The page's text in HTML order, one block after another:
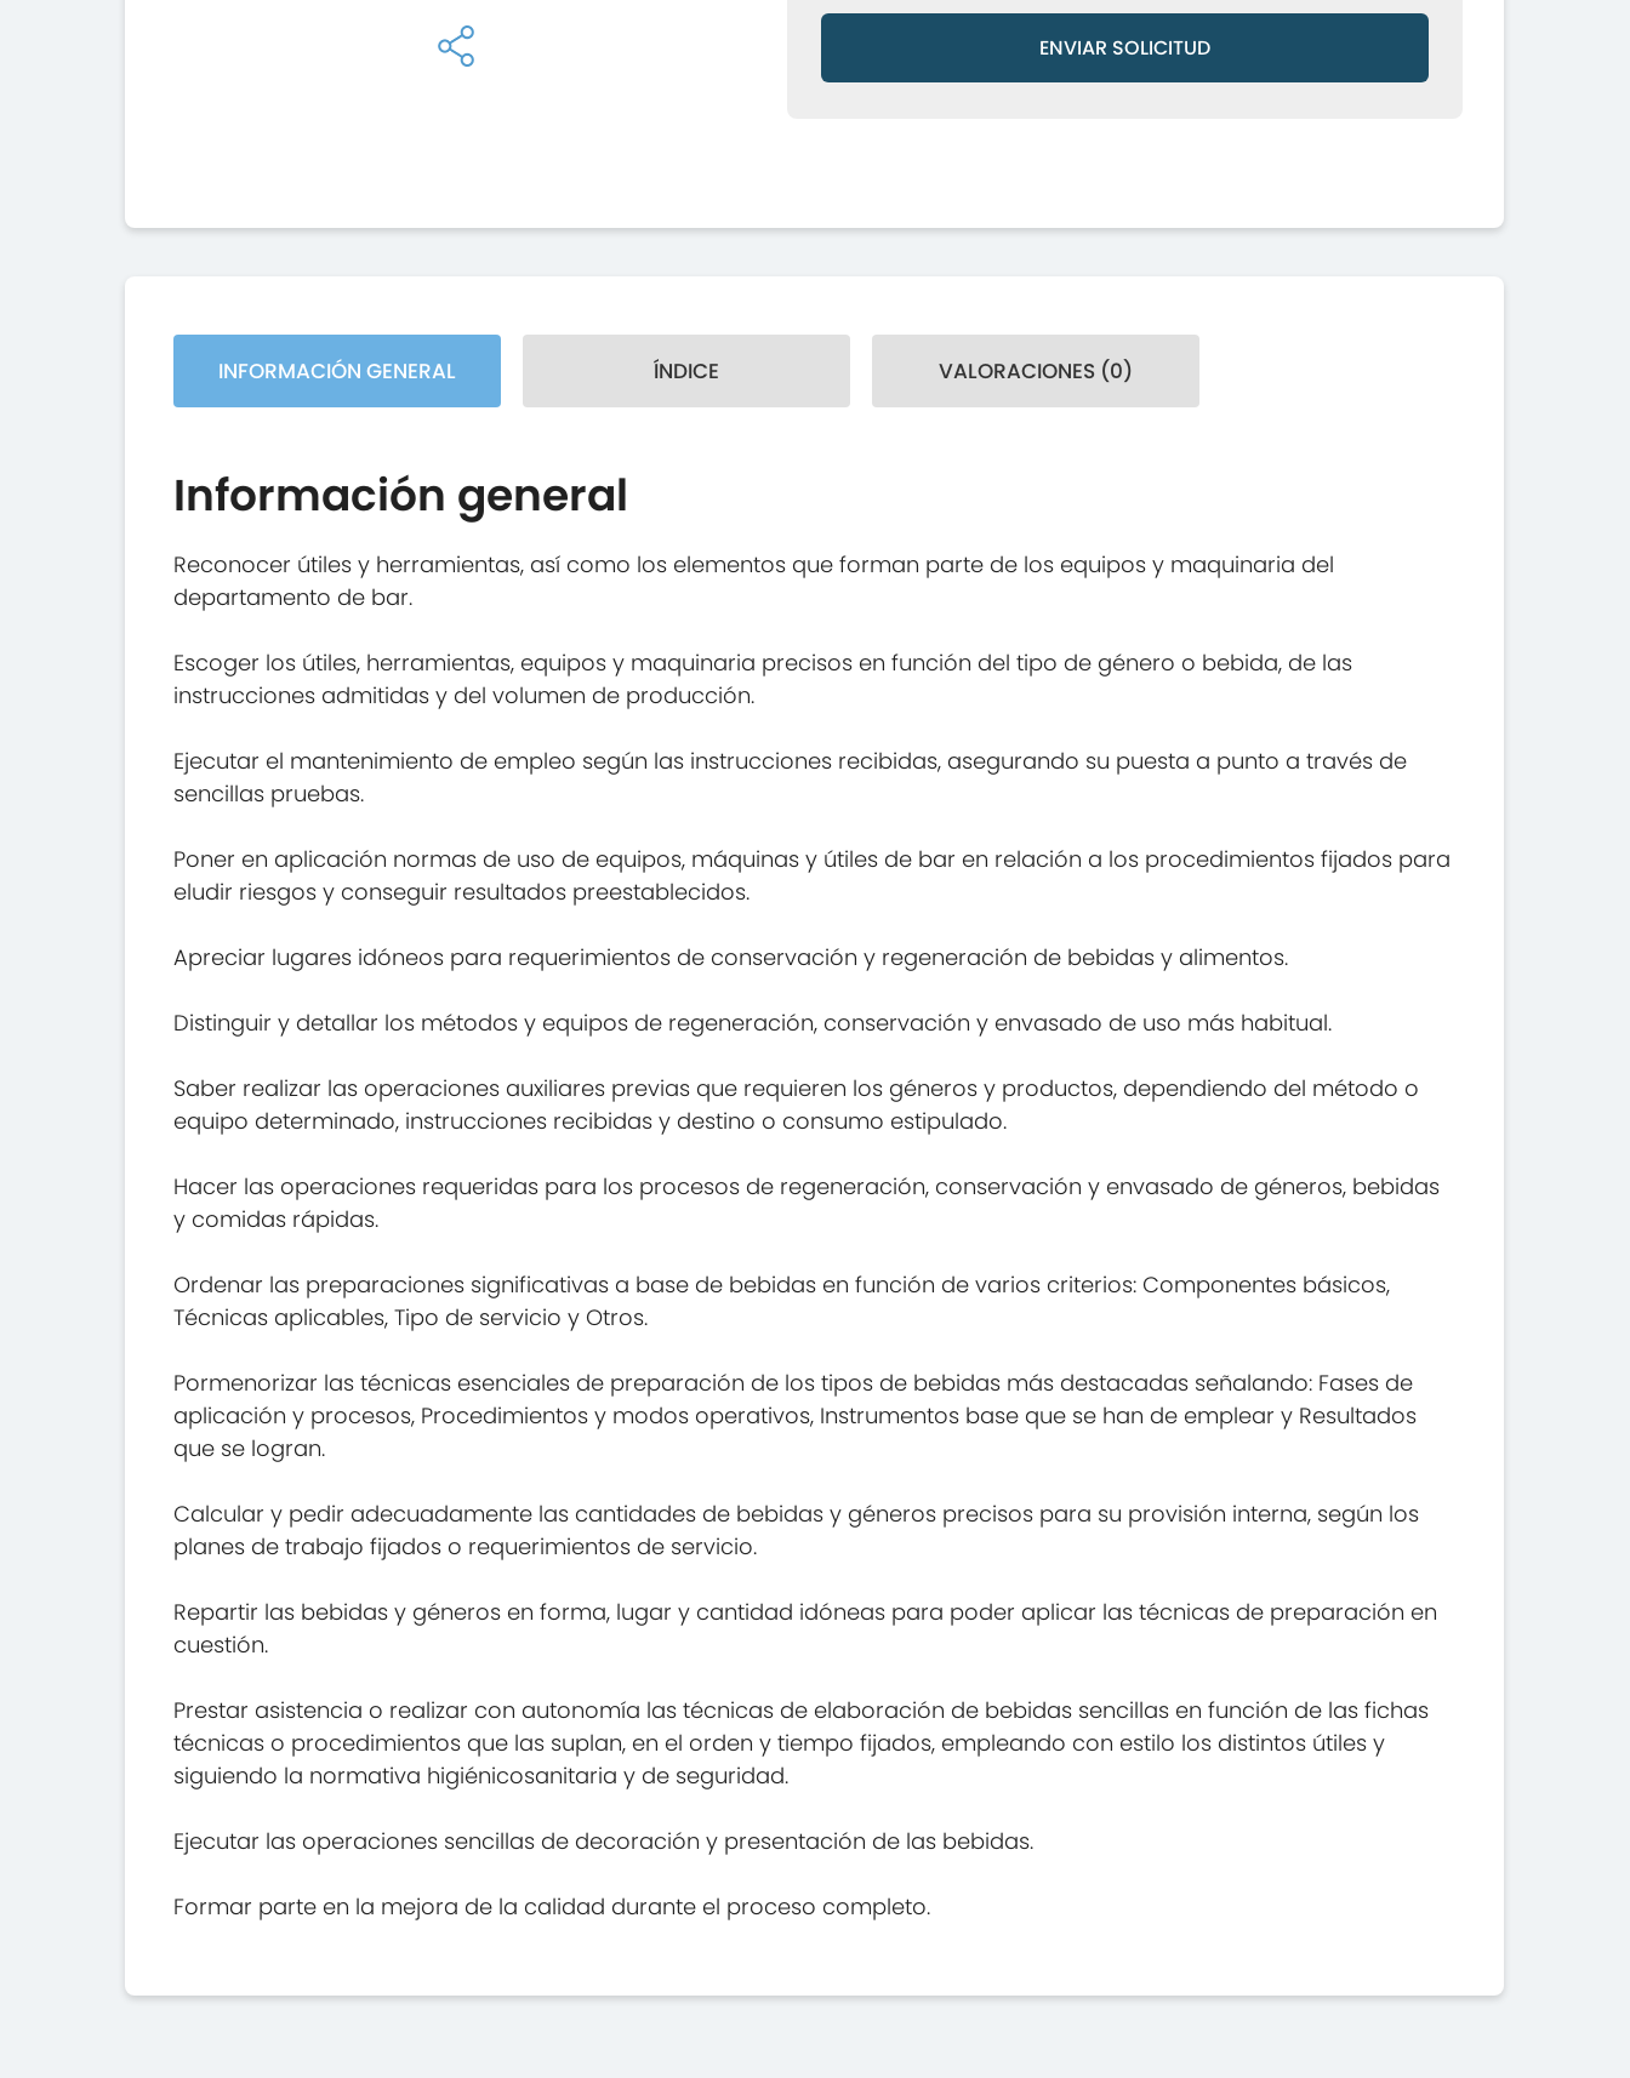
ENVIAR SOLICITUD
INFORMACIÓN GENERAL ÍNDICE VALORACIONES (0)
Información general
Reconocer útiles y herramientas, así como los elementos que forman parte de los equipos y maquinaria del
departamento de bar.
Escoger los útiles, herramientas, equipos y maquinaria precisos en función del tipo de género o bebida, de las
instrucciones admitidas y del volumen de producción.
Ejecutar el mantenimiento de empleo según las instrucciones recibidas, asegurando su puesta a punto a través de
sencillas pruebas.
Poner en aplicación normas de uso de equipos, máquinas y útiles de bar en relación a los procedimientos fijados para
eludir riesgos y conseguir resultados preestablecidos.
Apreciar lugares idóneos para requerimientos de conservación y regeneración de bebidas y alimentos.
Distinguir y detallar los métodos y equipos de regeneración, conservación y envasado de uso más habitual.
Saber realizar las operaciones auxiliares previas que requieren los géneros y productos, dependiendo del método o
equipo determinado, instrucciones recibidas y destino o consumo estipulado.
Hacer las operaciones requeridas para los procesos de regeneración, conservación y envasado de géneros, bebidas
y comidas rápidas.
Ordenar las preparaciones significativas a base de bebidas en función de varios criterios: Componentes básicos,
Técnicas aplicables, Tipo de servicio y Otros.
Pormenorizar las técnicas esenciales de preparación de los tipos de bebidas más destacadas señalando: Fases de
aplicación y procesos, Procedimientos y modos operativos, Instrumentos base que se han de emplear y Resultados
que se logran.
Calcular y pedir adecuadamente las cantidades de bebidas y géneros precisos para su provisión interna, según los
planes de trabajo fijados o requerimientos de servicio.
Repartir las bebidas y géneros en forma, lugar y cantidad idóneas para poder aplicar las técnicas de preparación en
cuestión.
Prestar asistencia o realizar con autonomía las técnicas de elaboración de bebidas sencillas en función de las fichas
técnicas o procedimientos que las suplan, en el orden y tiempo fijados, empleando con estilo los distintos útiles y
siguiendo la normativa higiénicosanitaria y de seguridad.
Ejecutar las operaciones sencillas de decoración y presentación de las bebidas.
Formar parte en la mejora de la calidad durante el proceso completo.